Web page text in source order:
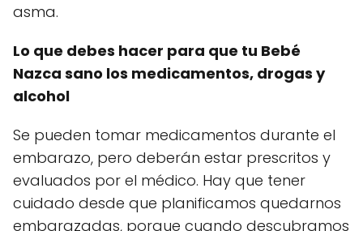
asma.
Lo que debes hacer para que tu Bebé
Nazca sano los medicamentos, drogas y
alcohol
Se pueden tomar medicamentos durante el
embarazo, pero deberán estar prescritos y
evaluados por el médico. Hay que tener
cuidado desde que planificamos quedarnos
embarazadas, porque cuando descubramos